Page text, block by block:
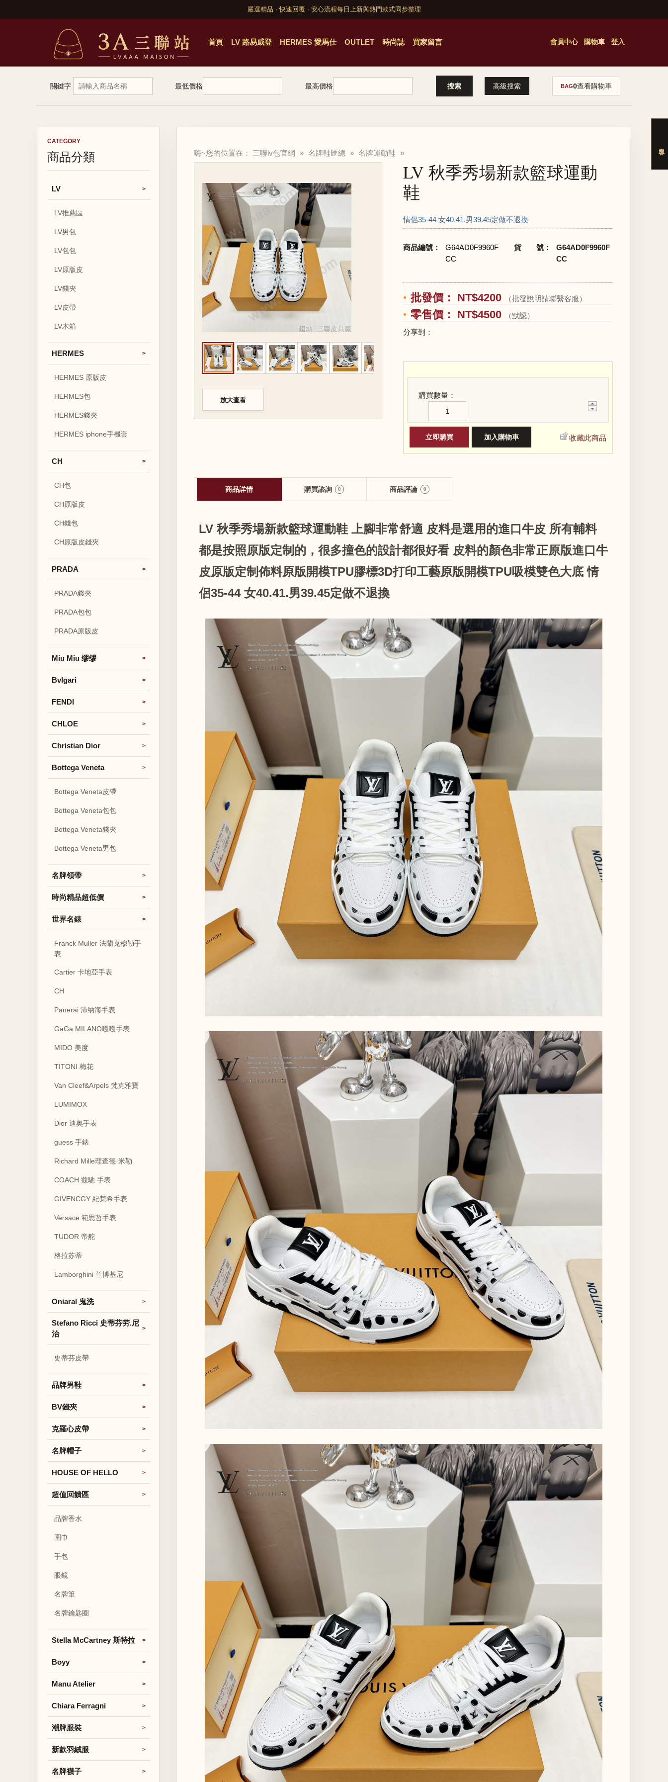
嚴選精品 · 快速回覆 · 安心流程每日上新與熱門款式同步整理
首頁 LV 路易威登 HERMES 愛馬仕 OUTLET 時尚誌 買家留言 會員中心 購物車 登入
關鍵字 最低價格 最高價格 高級搜索 BAG0查看購物車
CATEGORY
商品分類
LV
LV推薦區
LV男包
LV包包
LV原版皮
LV錢夾
LV皮帶
LV木箱
HERMES
HERMES 原版皮
HERMES包
HERMES錢夾
HERMES iphone手機套
CH
CH包
CH原版皮
CH錢包
CH原版皮錢夾
PRADA
PRADA錢夾
PRADA包包
PRADA原版皮
Miu Miu 缪缪
Bvlgari
FENDI
CHLOE
Christian Dior
Bottega Veneta
Bottega Veneta皮帶
Bottega Veneta包包
Bottega Veneta錢夾
Bottega Veneta男包
名牌領帶
時尚精品超低價
世界名錶
Franck Muller 法蘭克穆勒手
表
Cartier 卡地亞手表
CH
Panerai 沛纳海手表
GaGa MILANO嘎嘎手表
MIDO 美度
TITONI 梅花
Van Cleef&Arpels 梵克雅寶
LUMIMOX
Dior 迪奥手表
guess 手錶
Richard Mille理查德·米勒
COACH 蔻馳 手表
GIVENCGY 紀梵希手表
Versace 範思哲手表
TUDOR 帝舵
格拉苏蒂
Lamborghini 兰博基尼
Oniaral 鬼洗
Stefano Ricci 史蒂芬劳.尼
治
史蒂芬皮帶
品牌男鞋
BV錢夾
克羅心皮帶
名牌帽子
HOUSE OF HELLO
超值回饋區
品牌香水
圍巾
手包
眼鏡
名牌筆
名牌鑰匙圈
Stella McCartney 斯特拉
Boyy
Manu Atelier
Chiara Ferragni
潮牌服裝
新款羽絨服
名牌襪子
嗨~您的位置在： 三聯lv包官網 » 名牌鞋匯總 » 名牌運動鞋 »
放大查看
LV 秋季秀場新款籃球運動
鞋
情侶35-44 女40.41.男39.45定做不退換
商品編號：
G64AD0F9960F
CC
貨 號：
G64AD0F9960F
CC
批發價： NT$4200 （批發說明請聯繫客服）
零售價： NT$4500
（默認）
分享到：
購買數量：
+
−
收藏此商品
商品詳情 購買諮詢 0 商品評論 0
LV 秋季秀場新款籃球運動鞋 上腳非常舒適 皮料是選用的進口牛皮 所有輔料
都是按照原版定制的，很多撞色的設計都很好看 皮料的顏色非常正原版進口牛
皮原版定制佈料原版開模TPU膠標3D打印工藝原版開模TPU吸模雙色大底 情
侶35-44 女40.41.男39.45定做不退換